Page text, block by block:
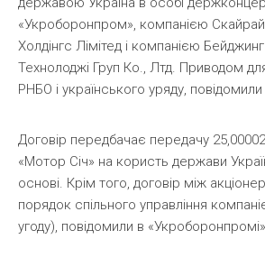
«Укроборонпром», компанією
Холдінгс Лімітед і компанією
Технолоджі Груп Ко., Лтд. Приводом
РНБО і українського уряду,
Договір передбачає передачу
«Мотор Січ» на користь держави
основі. Крім того, договір між
порядок спільного управління
угоду), повідомили в